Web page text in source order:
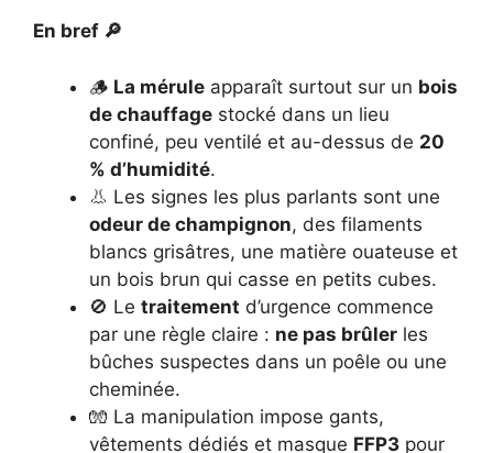
En bref 🔎
🪵 La mérule apparaît surtout sur un bois
de chauffage stocké dans un lieu
confiné, peu ventilé et au-dessus de 20
% d’humidité.
👃 Les signes les plus parlants sont une
odeur de champignon, des filaments
blancs grisâtres, une matière ouateuse et
un bois brun qui casse en petits cubes.
🚫 Le traitement d’urgence commence
par une règle claire : ne pas brûler les
bûches suspectes dans un poêle ou une
cheminée.
🧤 La manipulation impose gants,
vêtements dédiés et masque FFP3 pour